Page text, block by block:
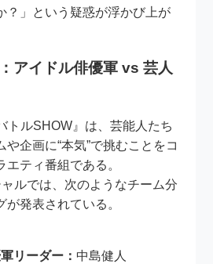
？」という疑惑が浮かび上が
アイドル俳優軍 vs 芸人
トルSHOW』は、芸能人たち
企画に“本気”で挑むことをコ
エティ番組である。
ルでは、次のようなチーム分
発表されている。
リーダー： 中島健人